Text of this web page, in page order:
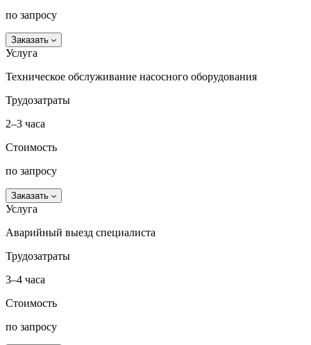
по запросу
Заказать
Услуга
Техническое обслуживание насосного оборудования
Трудозатраты
2–3 часа
Стоимость
по запросу
Заказать
Услуга
Аварийный выезд специалиста
Трудозатраты
3–4 часа
Стоимость
по запросу